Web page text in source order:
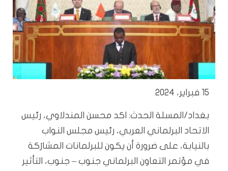
15 فبراير، 2024
بغداد/المسلة الحدث: اكد محسن المندلاوي، رئيس
الاتحاد البرلماني العربي، رئيس مجلس النواب
بالنيابة، على ضرورة أن يكون للبرلمانات المشارَكة
في مؤتمر التعاون البرلماني جنوب – جنوب، التأثير